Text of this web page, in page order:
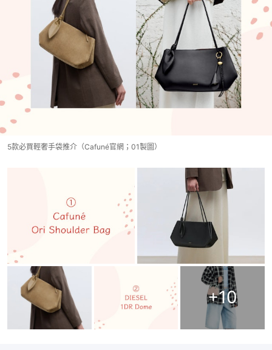
5款必買輕奢手袋推介（Cafuné官網；01製圖）
+10